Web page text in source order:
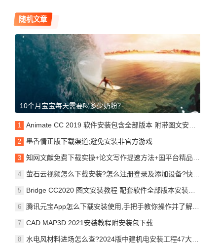
随机文章
10个月宝宝每天需要喝多少奶粉？
Animate CC 2019 软件安装包含全部版本 附带图文安装教程一同
墨香情正版下载渠道;避免安装非官方游戏
知网文献免费下载实操+论文写作提速方法+国平台精品知识库,一站式完成
萤石云视频怎么下载安装?怎么注册登录及添加设备?快来了解这些步骤!
Bridge CC2020 图文安装教程 配套软件全部版本安装包下载
腾讯元宝App怎么下载安装使用,手把手教你操作并了解注意事项!
CAD MAP3D 2021安装教程附安装包下载
水电风材料进场怎么查?2024版中建机电安装工程47大类材料进场验收指导书(槽钢、风管、桥架…),专治偷工减料!62页可!